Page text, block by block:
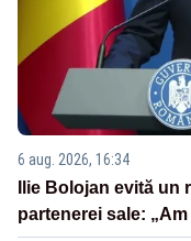
6 aug. 2026, 16:34
Ilie Bolojan evită
partenerei sale: